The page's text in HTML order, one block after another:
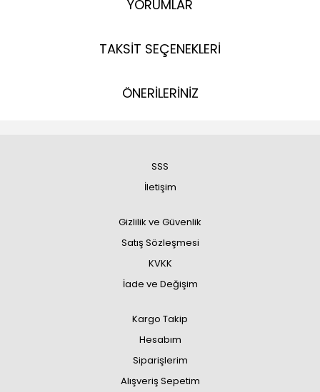
YORUMLAR
TAKSİT SEÇENEKLERİ
ÖNERİLERİNİZ
SSS
İletişim
Gizlilik ve Güvenlik
Satış Sözleşmesi
KVKK
İade ve Değişim
Kargo Takip
Hesabım
Siparişlerim
Alışveriş Sepetim